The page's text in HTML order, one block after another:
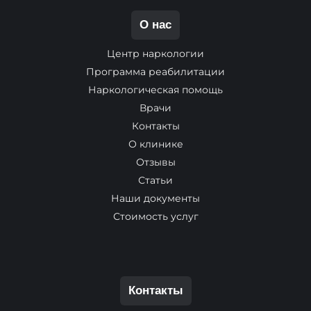
О нас
Центр наркологии
Программа реабилитации
Наркологическая помощь
Врачи
Контакты
О клинике
Отзывы
Статьи
Наши документы
Стоимость услуг
Контакты